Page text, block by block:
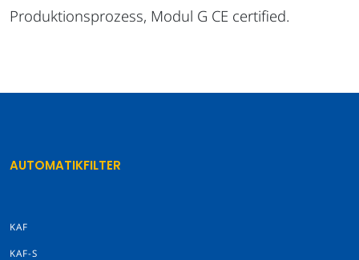
Produktionsprozess, Modul G CE certified.
AUTOMATIKFILTER
KAF
KAF-S